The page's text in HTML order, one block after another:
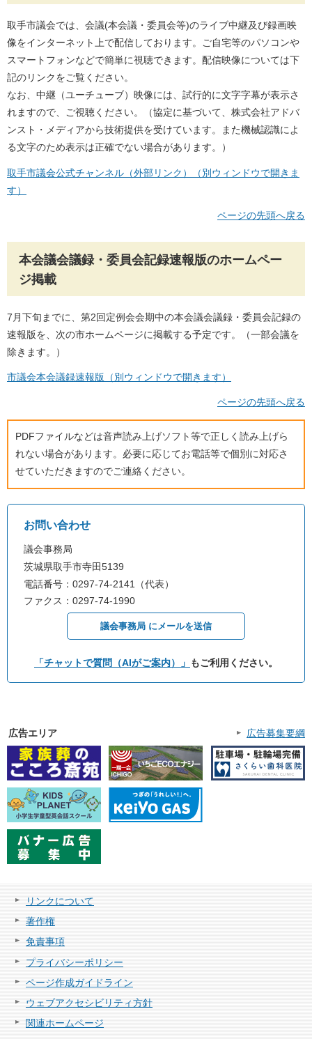
取手市議会では、会議(本会議・委員会等)のライブ中継及び録画映
像をインターネット上で配信しております。ご自宅等のパソコンや
スマートフォンなどで簡単に視聴できます。配信映像については下
記のリンクをご覧ください。
なお、中継（ユーチューブ）映像には、試行的に文字字幕が表示さ
れますので、ご視聴ください。（協定に基づいて、株式会社アドバ
ンスト・メディアから技術提供を受けています。また機械認識によ
る文字のため表示は正確でない場合があります。）
取手市議会公式チャンネル（外部リンク）（別ウィンドウで開きま
す）
ページの先頭へ戻る
本会議会議録・委員会記録速報版のホームペー
ジ掲載
7月下旬までに、第2回定例会会期中の本会議会議録・委員会記録の
速報版を、次の市ホームページに掲載する予定です。（一部会議を
除きます。）
市議会本会議録速報版（別ウィンドウで開きます）
ページの先頭へ戻る
PDFファイルなどは音声読み上げソフト等で正しく読み上げら
れない場合があります。必要に応じてお電話等で個別に対応さ
せていただきますのでご連絡ください。
お問い合わせ
議会事務局
茨城県取手市寺田5139
電話番号：0297-74-2141（代表）
ファクス：0297-74-1990
議会事務局 にメールを送信
「チャットで質問（AIがご案内）」 もご利用ください。
広告エリア 広告募集要綱
リンクについて
著作権
免責事項
プライバシーポリシー
ページ作成ガイドライン
ウェブアクセシビリティ方針
関連ホームページ